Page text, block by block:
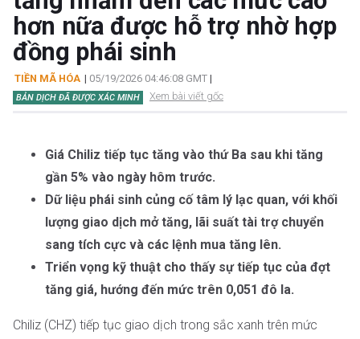
hơn nữa được hỗ trợ nhờ hợp
đồng phái sinh
TIỀN MÃ HÓA | 05/19/2026 04:46:08 GMT |
BẢN DỊCH ĐÃ ĐƯỢC XÁC MINH Xem bài viết gốc
Giá Chiliz tiếp tục tăng vào thứ Ba sau khi tăng
gần 5% vào ngày hôm trước.
Dữ liệu phái sinh củng cố tâm lý lạc quan, với khối
lượng giao dịch mở tăng, lãi suất tài trợ chuyển
sang tích cực và các lệnh mua tăng lên.
Triển vọng kỹ thuật cho thấy sự tiếp tục của đợt
tăng giá, hướng đến mức trên 0,051 đô la.
Chiliz (CHZ) tiếp tục giao dịch trong sắc xanh trên mức